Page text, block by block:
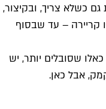
רגליים, לחייך כשצריך, לפתות גם כשלא צריך, ובקיצור,
קריירה – עד שבסוף
שסובלים יותר, יש
אבל כאן.